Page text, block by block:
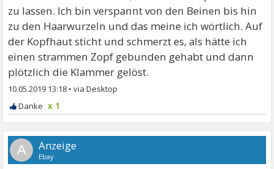
zu lassen. Ich bin verspannt von den Beinen bis hin
zu den Haarwurzeln und das meine ich wörtlich. Auf
der Kopfhaut sticht und schmerzt es, als hätte ich
einen strammen Zopf gebunden gehabt und dann
plötzlich die Klammer gelöst.
10.05.2019 13:18 •
x 1
A